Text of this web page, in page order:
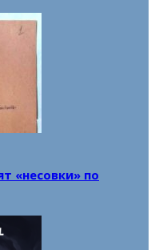
«несовки» по